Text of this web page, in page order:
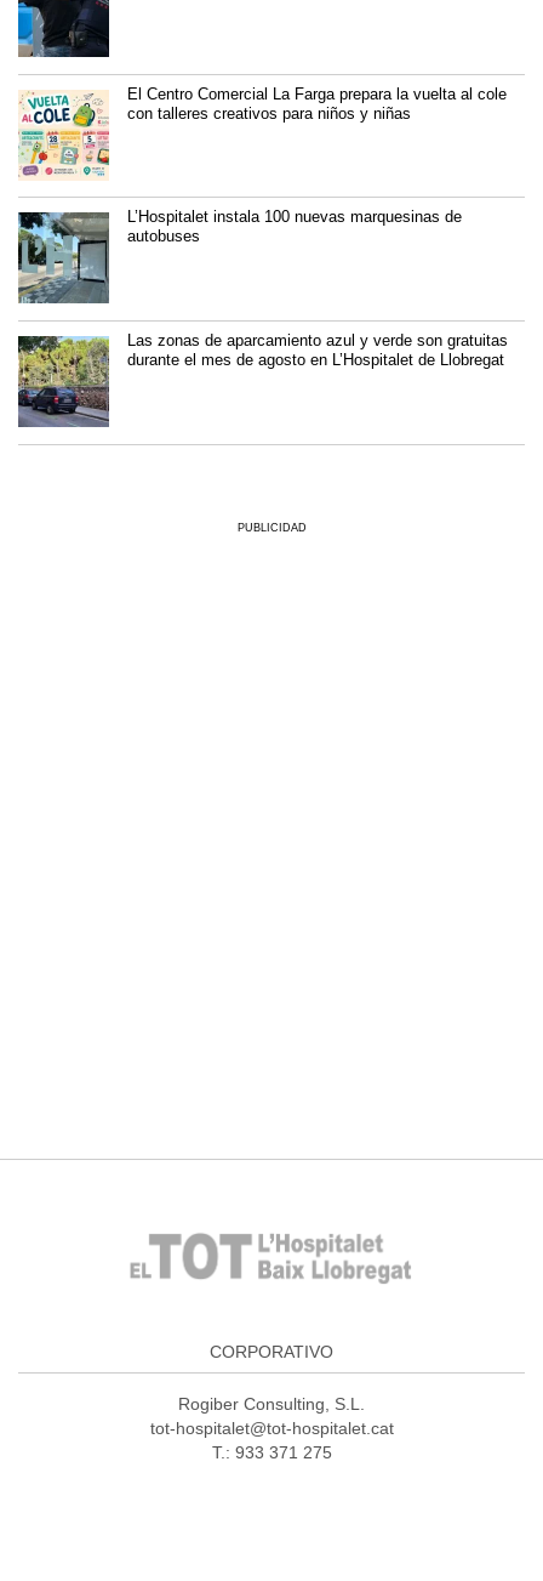
El Centro Comercial La Farga prepara la vuelta al cole
con talleres creativos para niños y niñas
L’Hospitalet instala 100 nuevas marquesinas de
autobuses
Las zonas de aparcamiento azul y verde son gratuitas
durante el mes de agosto en L’Hospitalet de Llobregat
PUBLICIDAD
CORPORATIVO
Rogiber Consulting, S.L.
tot-hospitalet@tot-hospitalet.cat
T.: 933 371 275